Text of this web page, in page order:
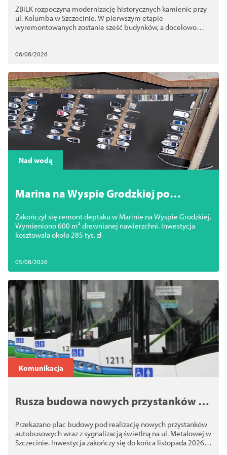
budynków
ZBiLK rozpoczyna modernizację historycznych kamienic przy
ul. Kolumba w Szczecinie. W pierwszym etapie
wyremontowanych zostanie sześć budynków, a docelowo
06/08/2026
Nad wodą
Marina na Wyspie Grodzkiej po
Zakończył się remont deptaku w Marinie na Wyspie Grodzkiej.
Wymieniono 600 m² drewnianej nawierzchni. Inwestycja
kosztowała około 285 tys. zł
05/08/2026
Komunikacja
Rusza budowa nowych przystanków na
budowy
Przekazano plac budowy pod realizację nowych przystanków
autobusowych wraz z sygnalizacją świetlną na ul. Metalowej w
Szczecinie. Inwestycja zakończy się do końca listopada 2026